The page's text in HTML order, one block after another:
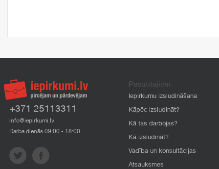
+371 25113311
info@iepirkumi.lv
Darba dienās 09:00 - 18:00
Pasūtītājiem
Iepirkumu izsludināšana
Kāpēc izsludināt?
Kā tas darbojas?
Kā izsludināt?
Vadība un konsultācijas
Atsauksmes